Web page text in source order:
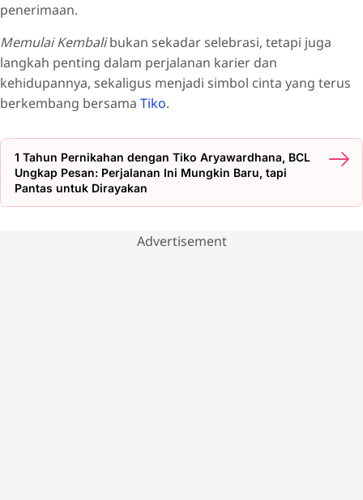
penerimaan.
Memulai Kembalibukan sekadar selebrasi, tetapi juga
langkah penting dalam perjalanan karier dan
kehidupannya, sekaligus menjadi simbol cinta yang terus
berkembang bersama Tiko.
1 Tahun Pernikahan dengan Tiko Aryawardhana, BCL
Ungkap Pesan: Perjalanan Ini Mungkin Baru, tapi
Pantas untuk Dirayakan
Advertisement